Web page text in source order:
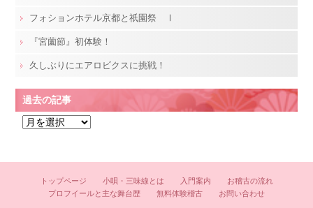
フォションホテル京都と祇園祭 Ⅰ
『宮薗節』初体験！
久しぶりにエアロビクスに挑戦！
過去の記事
トップページ 小唄・三味線とは 入門案内
お稽古の流れ
プロフイールと主な舞台歴
無料体験稽古 お問い合わせ